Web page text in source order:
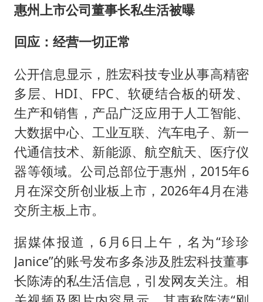
夯实基础开新局
惠州上市公司董事长私生活被曝
回应：经营一切正常
公开信息显示，胜宏科技专业从事高精密
多层、HDI、FPC、软硬结合板的研发、
生产和销售，产品广泛应用于人工智能、
大数据中心、工业互联、汽车电子、新一
代通信技术、新能源、航空航天、医疗仪
器等领域。公司总部位于惠州，2015年6
月在深交所创业板上市，2026年4月在港
交所主板上市。
据媒体报道，6月6日上午，名为“珍珍
Janice”的账号发布多条涉及胜宏科技董事
长陈涛的私生活信息，引发网友关注。相